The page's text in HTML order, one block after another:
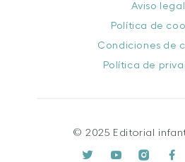
Aviso legal
Política de
Condiciones de
Política de
© 2025 Editorial